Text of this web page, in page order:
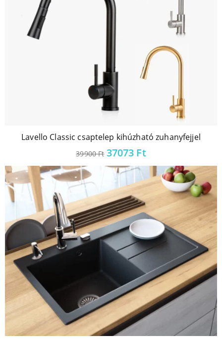
Lavello Classic csaptelep kihúzható zuhanyfejjel
39900Ft 37073 Ft